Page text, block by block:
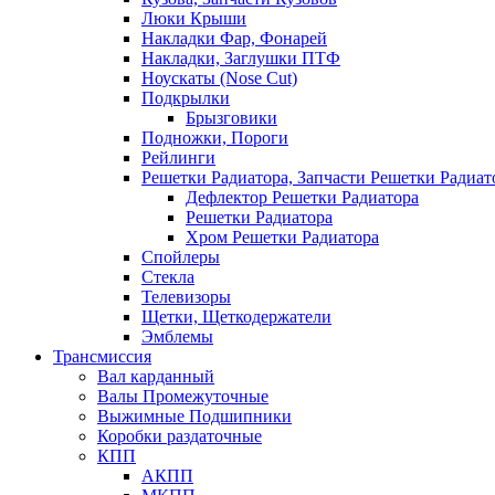
Люки Крыши
Накладки Фар, Фонарей
Накладки, Заглушки ПТФ
Ноускаты (Nose Cut)
Подкрылки
Брызговики
Подножки, Пороги
Рейлинги
Решетки Радиатора, Запчасти Решетки
Дефлектор Решетки Радиатора
Решетки Радиатора
Хром Решетки Радиатора
Спойлеры
Стекла
Телевизоры
Щетки, Щеткодержатели
Эмблемы
Трансмиссия
Вал карданный
Валы Промежуточные
Выжимные Подшипники
Коробки раздаточные
КПП
АКПП